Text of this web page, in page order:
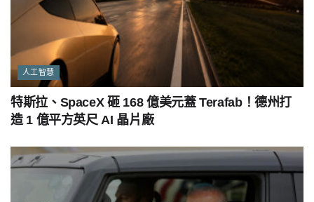
人工智慧
特斯拉、SpaceX 砸 168 億美元蓋 Terafab！德州打
造 1 億平方英尺 AI 晶片廠